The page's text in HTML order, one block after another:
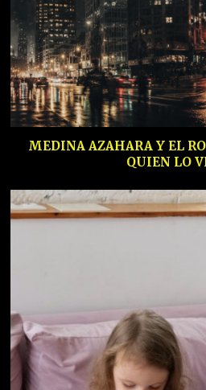
MEDINA AZAHARA Y EL
QUIEN LO